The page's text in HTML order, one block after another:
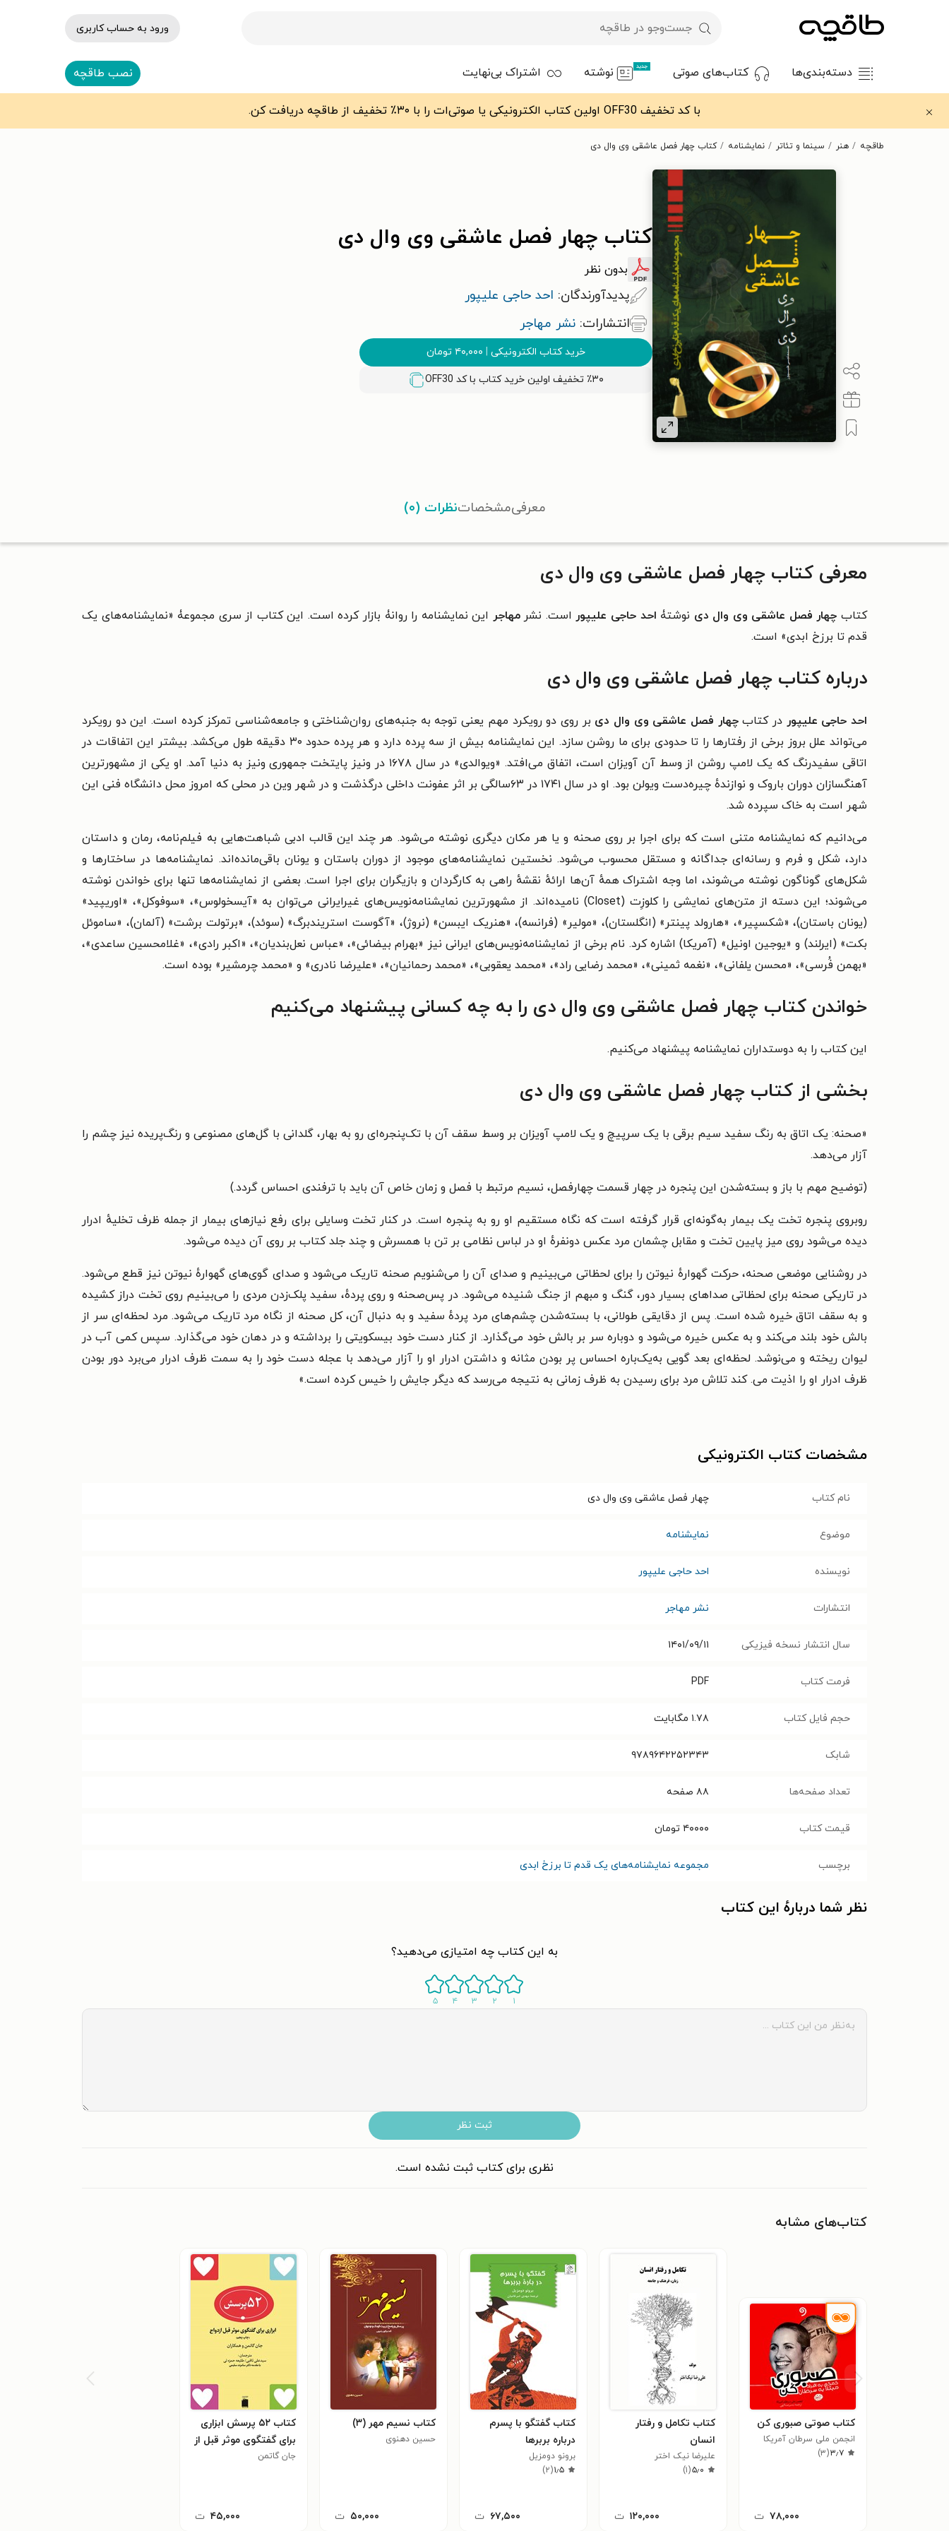
ورود به حساب کاربری
دسته‌بندی‌ها کتاب‌های صوتی جدید نوشته اشتراک بی‌نهایت نصب طاقچه
با کد تخفیف OFF30 اولین کتاب الکترونیکی یا صوتی‌ات را با ۳۰٪ تخفیف از طاقچه دریافت کن.
طاقچه هنر سینما و تئاتر نمایشنامه کتاب چهار فصل عاشقی وی وال دی
کتاب چهار فصل عاشقی وی وال دی
بدون نظر
پدیدآورندگان: احد حاجی علیپور
انتشارات: نشر مهاجر
خرید کتاب الکترونیکی | ۴۰,۰۰۰ تومان
٪۳۰ تخفیف اولین خرید کتاب با کد OFF30
معرفیمشخصاتنظرات (۰)
معرفی کتاب چهار فصل عاشقی وی وال دی
کتاب چهار فصل عاشقی وی وال دی نوشتۀ احد حاجی علیپور است. نشرمهاجر این نمایشنامه را روانۀ بازار کرده است. این کتاب از سری مجموعۀ «نمایشنامه‌های یک
قدم تا برزخ ابدی» است.
درباره کتاب چهار فصل عاشقی وی وال دی
احد حاجی علیپور در کتابچهار فصل عاشقی وی وال دی بر روی دو رویکرد مهم یعنی توجه به جنبه‌های روان‌شناختی و جامعه‌شناسی تمرکز کرده است. این دو رویکرد
می‌تواند علل بروز برخی از رفتارها را تا حدودی برای ما روشن سازد. این نمایشنامه بیش از سه پرده دارد و هر پرده حدود ۳۰ دقیقه طول می‌کشد. بیشتر این اتفاقات در
اتاقی سفیدرنگ که یک لامپ روشن از وسط آن آویزان است، اتفاق می‌افتد. «
ویوالدی» در سال ۱۶۷۸ در ونیز پایتخت جمهوری ونیز به دنیا آمد. او یکی از مشهورترین
آهنگسازان دوران باروک و نوازندهٔ چیره‌دست ویولن بود. او در سال ۱۷۴۱ در ۶۳سالگی بر اثر عفونت داخلی درگذشت و در شهر وين در محلی كه امروز محل دانشگاه فنی اين
شهر است به خاک سپرده شد.
می‌دانیم که نمایشنامه متنی است که برای اجرا بر روی صحنه و یا هر مکان دیگری نوشته می‌شود. هر چند این قالب ادبی شباهت‌هایی به فیلم‌نامه، رمان و داستان
دارد، شکل و فرم و رسانه‌ای جداگانه و مستقل محسوب می‌شود. نخستین نمایشنامه‌های موجود از دوران باستان و یونان باقی‌مانده‌اند. نمایشنامه‌ها در ساختارها و
شکل‌های گوناگون نوشته می‌شوند، اما وجه اشتراک همهٔ آن‌ها ارائهٔ نقشهٔ راهی به کارگردان و بازیگران برای اجرا است. بعضی از نمایشنامه‌ها تنها برای خواندن نوشته
می‌شوند؛ این دسته از متن‌های نمایشی را کلوزِت (Closet) نامیده‌اند. از مشهورترین نمایشنامه‌نویس‌های غیرایرانی می‌توان به «آیسخولوس»، «سوفوکل»، «اوریپید»
(یونان باستان)، «شکسپیر»، «هارولد پینتر» (انگلستان)، «مولیر» (فرانسه)، «هنریک ایبسن» (نروژ)، «آگوست استریندبرگ» (سوئد)، «برتولت برشت» (آلمان)، «ساموئل
بکت» (ایرلند) و «یوجین اونیل» (آمریکا) اشاره کرد. نام برخی از نمایشنامه‌نویس‌های ایرانی نیز «بهرام بیضائی»، «عباس نعل‌بندیان»، «اکبر رادی»، «غلامحسین ساعدی»،
«بهمن فُرسی»، «محسن یلفانی»، «نغمه ثمینی»، «محمد رضایی راد»، «محمد یعقوبی»، «محمد رحمانیان»، «علیرضا نادری» و «محمد چرمشیر» بوده است.
خواندن کتاب چهار فصل عاشقی وی وال دی را به چه کسانی پیشنهاد می‌کنیم
این کتاب را به دوستداران نمایشنامه پیشنهاد می‌کنیم.
بخشی از کتاب چهار فصل عاشقی وی وال دی
«صحنه: یک اتاق به رنگ سفید سیم برقی با یک سرپیچ و یک لامپ آویزان بر وسط سقف آن با تک‌پنجره‌ای رو به بهار، گلدانی با گل‌های مصنوعی و رنگ‌پریده نیز چشم را
آزار می‌دهد.
(توضیح مهم با باز و بسته‌شدن این پنجره در چهار قسمت چهارفصل، نسیم مرتبط با فصل و زمان خاص آن باید با ترفندی احساس گردد.)
روبروی پنجره تخت یک بیمار به‌گونه‌ای قرار گرفته است که نگاه مستقیم او رو به پنجره است. در کنار تخت وسایلی برای رفع نیازهای بیمار از جمله ظرف تخلیهٔ ادرار
دیده می‌شود روی میز پایین تخت و مقابل چشمان مرد عکس دونفرهٔ او در لباس نظامی بر تن با همسرش و چند جلد کتاب بر روی آن دیده می‌شود.
در روشنایی موضعی صحنه، حرکت گهوارهٔ نیوتن را برای لحظاتی می‌بینیم و صدای آن را می‌شنویم صحنه تاریک می‌شود و صدای گوی‌های گهوارهٔ نیوتن نیز قطع می‌شود.
در تاریکی صحنه برای لحظاتی صداهای بسیار دور، گنگ و مبهم از جنگ شنیده می‌شود. در پس‌صحنه و روی پردهٔ، سفید پلک‌زدن مردی را می‌بینیم روی تخت دراز کشیده
و به سقف اتاق خیره شده است. پس از دقایقی طولانی، با بسته‌شدن چشم‌های مرد پردهٔ سفید و به دنبال آن، کل صحنه از نگاه مرد تاریک می‌شود. مرد لحظه‌ای سر از
بالش خود بلند می‌کند و به عکس خیره می‌شود و دوباره سر بر بالش خود می‌گذارد. از کنار دست خود بیسکویتی را برداشته و در دهان خود می‌گذارد. سپس کمی آب در
لیوان ریخته و می‌نوشد. لحظه‌ای بعد گویی به‌یک‌باره احساس پر بودن مثانه و داشتن ادرار او را آزار می‌دهد با عجله دست خود را به سمت ظرف ادرار می‌برد دور بودن
ظرف ادرار او را اذیت می. کند تلاش مرد برای رسیدن به ظرف زمانی به نتیجه می‌رسد که دیگر جایش را خیس کرده است.»
مشخصات کتاب الکترونیکی
نام کتاب چهار فصل عاشقی وی وال دی
موضوع نمایشنامه
نویسنده احد حاجی علیپور
انتشارات نشر مهاجر
سال انتشار نسخه فیزیکی ۱۴۰۱/۰۹/۱۱
فرمت کتاب PDF
حجم فایل کتاب ۱.۷۸ مگابایت
شابک ۹۷۸۹۶۴۲۲۵۲۳۴۳
تعداد صفحه‌ها ۸۸ صفحه
قیمت کتاب ۴۰۰۰۰ تومان
برچسب مجموعه نمایشنامه‌های یک قدم تا برزخ ابدی
نظر شما دربارهٔ این کتاب
به این کتاب چه امتیازی می‌دهید؟
۱ ۲ ۳ ۴ ۵
ثبت نظر
نظری برای کتاب ثبت نشده است.
کتاب‌های مشابه
کتاب صوتی صبوری کن
انجمن ملی سرطان آمریکا
۳٫۷(۳)
۷۸,۰۰۰ ت
کتاب تکامل و رفتار
انسان
علیرضا نیک اختر
۵٫۰(۱)
۱۲۰,۰۰۰ ت
کتاب گفتگو با پسرم
درباره بربرها
برونو دومزیل
۱٫۵(۲)
۶۷,۵۰۰ ت
کتاب نسیم مهر (۳)
حسین دهنوی
۵۰,۰۰۰ ت
کتاب ۵۲ پرسش ابزاری
برای گفتگوی موثر قبل از
ازدواج
جان گاتمن
۴۵,۰۰۰ ت